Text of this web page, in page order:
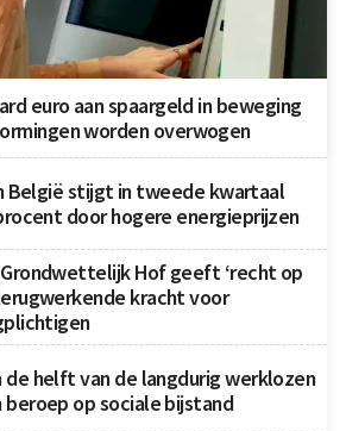
euro aan spaargeld in beweging
worden overwogen
België stijgt in tweede kwartaal
door hogere energieprijzen
Hof geeft ‘recht op
kracht voor
de helft van de langdurig werklozen
op sociale bijstand